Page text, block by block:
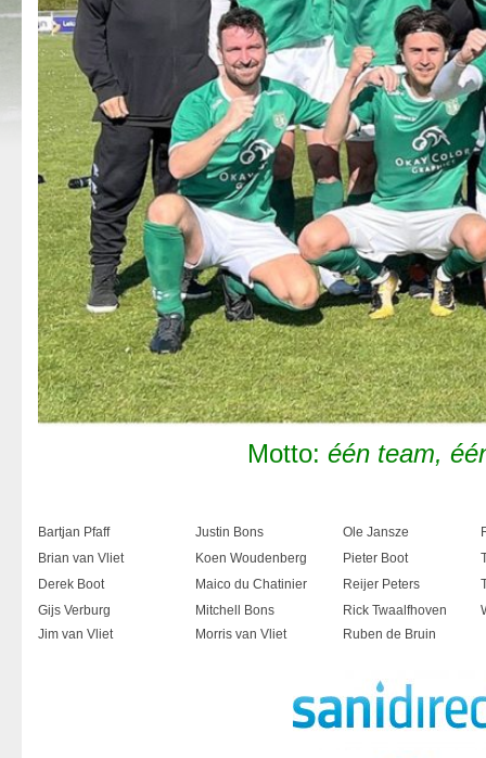
Motto: één team,
Bartjan Pfaff Justin Bons Ole Jansze
Brian van Vliet
Koen Woudenberg Pieter Boot
Derek Boot
Maico du Chatinier Reijer Peters
Gijs Verburg
Mitchell Bons Rick Twaalfhoven
Jim van Vliet
Morris van Vliet Ruben de Bruin